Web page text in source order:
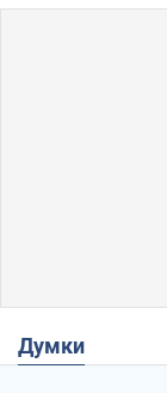
Думки